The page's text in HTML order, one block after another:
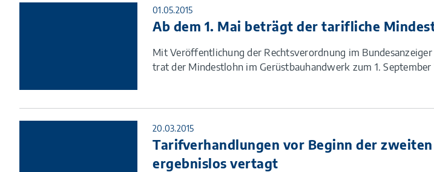
01.05.2015
Ab dem 1. Mai beträgt der tarifliche
Mit Veröffentlichung der Rechtsverordnung im Bundesanzeiger
trat der Mindestlohn im Gerüstbauhandwerk zum 1. September
20.03.2015
Tarifverhandlungen vor Beginn der zweiten
ergebnislos vertagt